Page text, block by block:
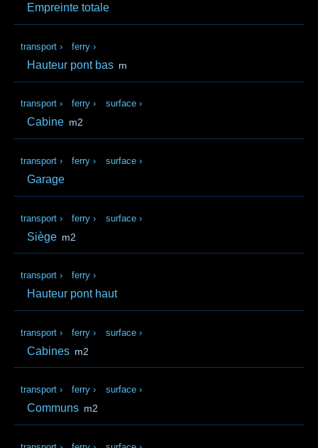
Empreinte totale
transport › ferry ›
Hauteur pont bas m
transport › ferry › surface ›
Cabine m2
transport › ferry › surface ›
Garage
transport › ferry › surface ›
Siège m2
transport › ferry ›
Hauteur pont haut
transport › ferry › surface ›
Cabines m2
transport › ferry › surface ›
Communs m2